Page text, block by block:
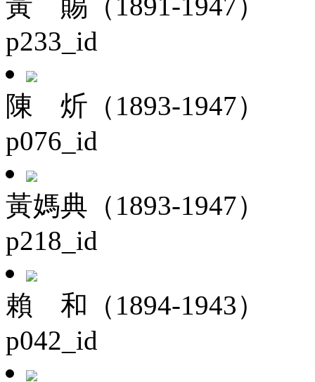
p233_id
陳 炘（1893-1947）
p076_id
黃媽典（1893-1947）
p218_id
賴 和（1894-1943）
p042_id